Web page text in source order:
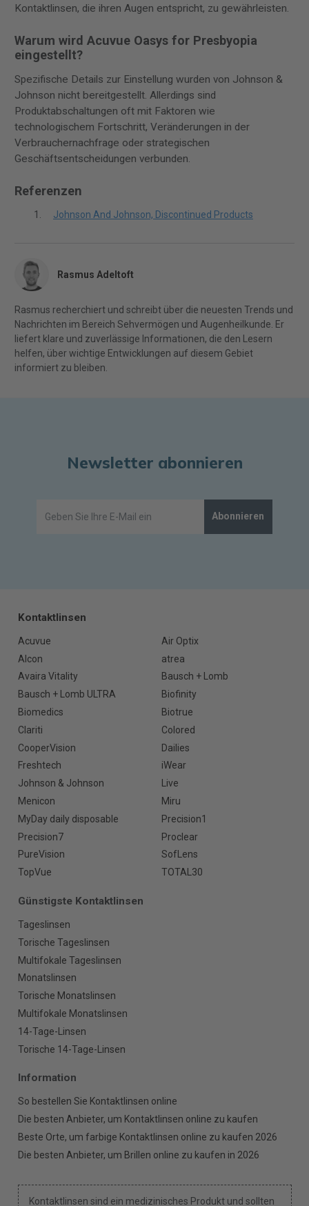
Kontaktlinsen, die ihren Augen entspricht, zu gewährleisten.
Warum wird Acuvue Oasys for Presbyopia
eingestellt?
Spezifische Details zur Einstellung wurden von Johnson &
Johnson nicht bereitgestellt. Allerdings sind
Produktabschaltungen oft mit Faktoren wie
technologischem Fortschritt, Veränderungen in der
Verbrauchernachfrage oder strategischen
Geschäftsentscheidungen verbunden.
Referenzen
Johnson And Johnson, Discontinued Products
Rasmus Adeltoft
Rasmus recherchiert und schreibt über die neuesten Trends und
Nachrichten im Bereich Sehvermögen und Augenheilkunde. Er
liefert klare und zuverlässige Informationen, die den Lesern
helfen, über wichtige Entwicklungen auf diesem Gebiet
informiert zu bleiben.
Newsletter abonnieren
Abonnieren
Kontaktlinsen
Acuvue
Air Optix
Alcon
atrea
Avaira Vitality
Bausch + Lomb
Bausch + Lomb ULTRA
Biofinity
Biomedics
Biotrue
Clariti
Colored
CooperVision
Dailies
Freshtech
iWear
Johnson & Johnson
Live
Menicon
Miru
MyDay daily disposable
Precision1
Precision7
Proclear
PureVision
SofLens
TopVue
TOTAL30
Günstigste Kontaktlinsen
Tageslinsen
Torische Tageslinsen
Multifokale Tageslinsen
Monatslinsen
Torische Monatslinsen
Multifokale Monatslinsen
14-Tage-Linsen
Torische 14-Tage-Linsen
Information
So bestellen Sie Kontaktlinsen online
Die besten Anbieter, um Kontaktlinsen online zu kaufen
Beste Orte, um farbige Kontaktlinsen online zu kaufen 2026
Die besten Anbieter, um Brillen online zu kaufen in 2026
Kontaktlinsen sind ein medizinisches Produkt und sollten